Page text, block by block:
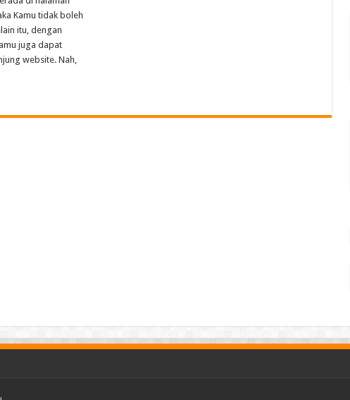
Kamu tidak boleh
itu, dengan
juga dapat
website. Nah,